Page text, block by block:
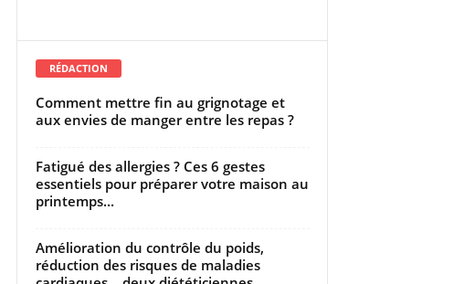
RÉDACTION
Comment mettre fin au grignotage et
aux envies de manger entre les repas ?
Fatigué des allergies ? Ces 6 gestes
essentiels pour préparer votre maison au
printemps...
Amélioration du contrôle du poids,
réduction des risques de maladies